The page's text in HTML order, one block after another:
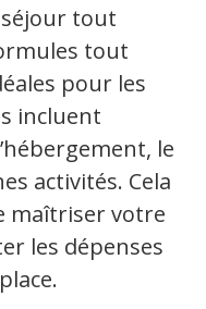
tout
tout
pour les
incluent
les
activités. Cela
maîtriser votre
les dépenses